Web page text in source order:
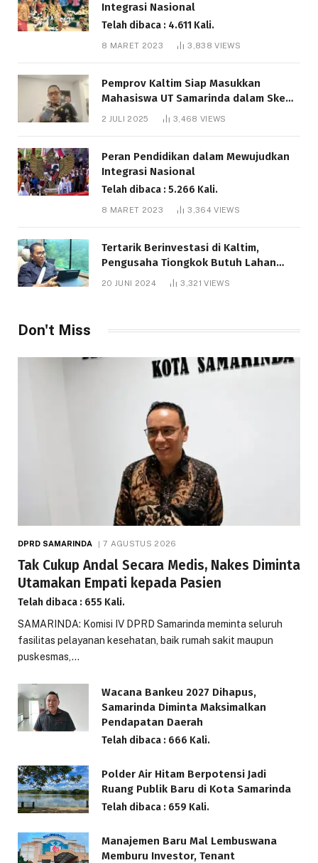
Integrasi Nasional
Telah dibaca : 4.611 Kali.
8 MARET 2023 3,838VIEWS
Pemprov Kaltim Siap Masukkan
Mahasiswa UT Samarinda dalam Skema
Bantuan Pendidikan Gratispol
2 JULI 2025 3,468 VIEWS
Peran Pendidikan dalam Mewujudkan
Integrasi Nasional
Telah dibaca : 5.266 Kali.
8 MARET 2023 3,364VIEWS
Tertarik Berinvestasi di Kaltim,
Pengusaha Tiongkok Butuh Lahan
1.000 Hektare
20 JUNI 2024 3,321VIEWS
Don't Miss
DPRD SAMARINDA 7 AGUSTUS 2026
Tak Cukup Andal Secara Medis, Nakes Diminta
Utamakan Empati kepada Pasien
Telah dibaca : 655 Kali.
SAMARINDA: Komisi IV DPRD Samarinda meminta seluruh
fasilitas pelayanan kesehatan, baik rumah sakit maupun
puskesmas,…
Wacana Bankeu 2027 Dihapus,
Samarinda Diminta Maksimalkan
Pendapatan Daerah
Telah dibaca : 666 Kali.
Polder Air Hitam Berpotensi Jadi
Ruang Publik Baru di Kota Samarinda
Telah dibaca : 659 Kali.
Manajemen Baru Mal Lembuswana
Memburu Investor, Tenant